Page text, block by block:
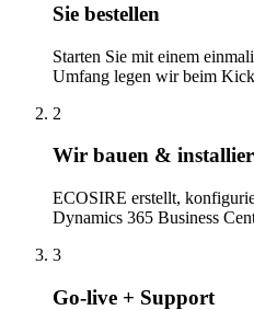
Sie bestellen
Starten Sie mit einem
Umfang legen wir beim
2
Wir bauen &
ECOSIRE erstellt,
Dynamics 365 Business
3
Go-live + Support